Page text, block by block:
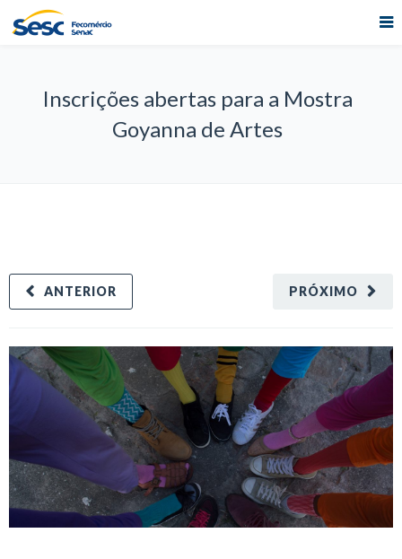
Inscrições abertas para a Mostra
Goyanna de Artes
PRÓXIMO
ANTERIOR